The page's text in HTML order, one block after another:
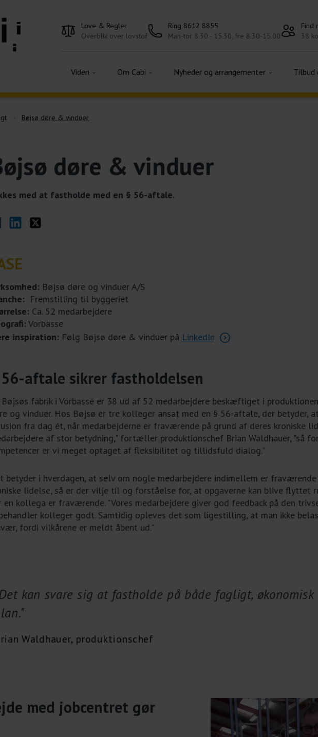
Love & Regler
Overblik over lovstof
Ring 8612 8855
Man-tor 8.30 - 15.30, fre 8.30-15.00
Find
38
Viden Om Cabi Nyheder og arrangementer
Bøjsø døre & vinduer
døre & vinduer
med at fastholde med en § 56-aftale.
på Facebook
Del på LinkedIn
Del på Twitter
Bøjsø døre og vinduer A/S
Fremstilling til byggeriet
Ca. 52 medarbejdere
Vorbasse
inspiration: Følg Bøjsø døre & vinduer på LinkedIn
aftale sikrer fastholdelsen
Bøjsøs fabrik i Vorbasse er 38 ud af 52 medarbejdere beskæftiget i
og vinduer. Hos Bøjsø er tre kolleger ansat med en § 56-aftale, der betyder,
fra dag ét, når medarbejderne er fraværende på grund af deres kroniske
af stor betydning," fortæller produktionschef Brian Waldhauer, "så
er vi meget optaget af fleksibilitet og tillidsfuld dialog."
betyder i hverdagen, at selv om nogle medarbejdere indimellem er
lidelse, så er der vilje til og forståelse for, at opgaverne kan blive flyttet
en kollega er fraværende. "Vores medarbejdere giver god feedback på den
kolleger godt. Samtidig opleves det som ligestilling, at man ikke
fordi vilkårene er meldt åbent ud."
kan svare sig at fastholde på både fagligt,
Waldhauer, produktionschef
med jobcentret gør